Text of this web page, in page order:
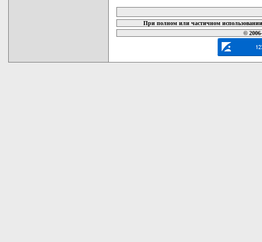
При полном или частичном
©